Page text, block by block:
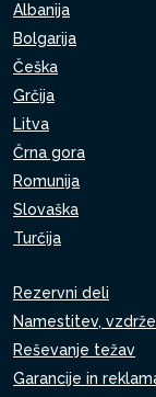
Albanija
Bolgarija
Češka
Grčija
Litva
Črna gora
Romunija
Slovaška
Turčija
Rezervni deli
Namestitev,
Reševanje težav
Garancije in